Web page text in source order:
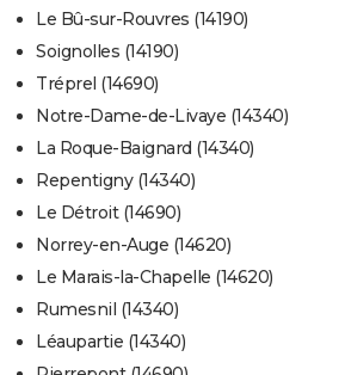
Le Bû-sur-Rouvres (14190)
Soignolles (14190)
Tréprel (14690)
Notre-Dame-de-Livaye (14340)
La Roque-Baignard (14340)
Repentigny (14340)
Le Détroit (14690)
Norrey-en-Auge (14620)
Le Marais-la-Chapelle (14620)
Rumesnil (14340)
Léaupartie (14340)